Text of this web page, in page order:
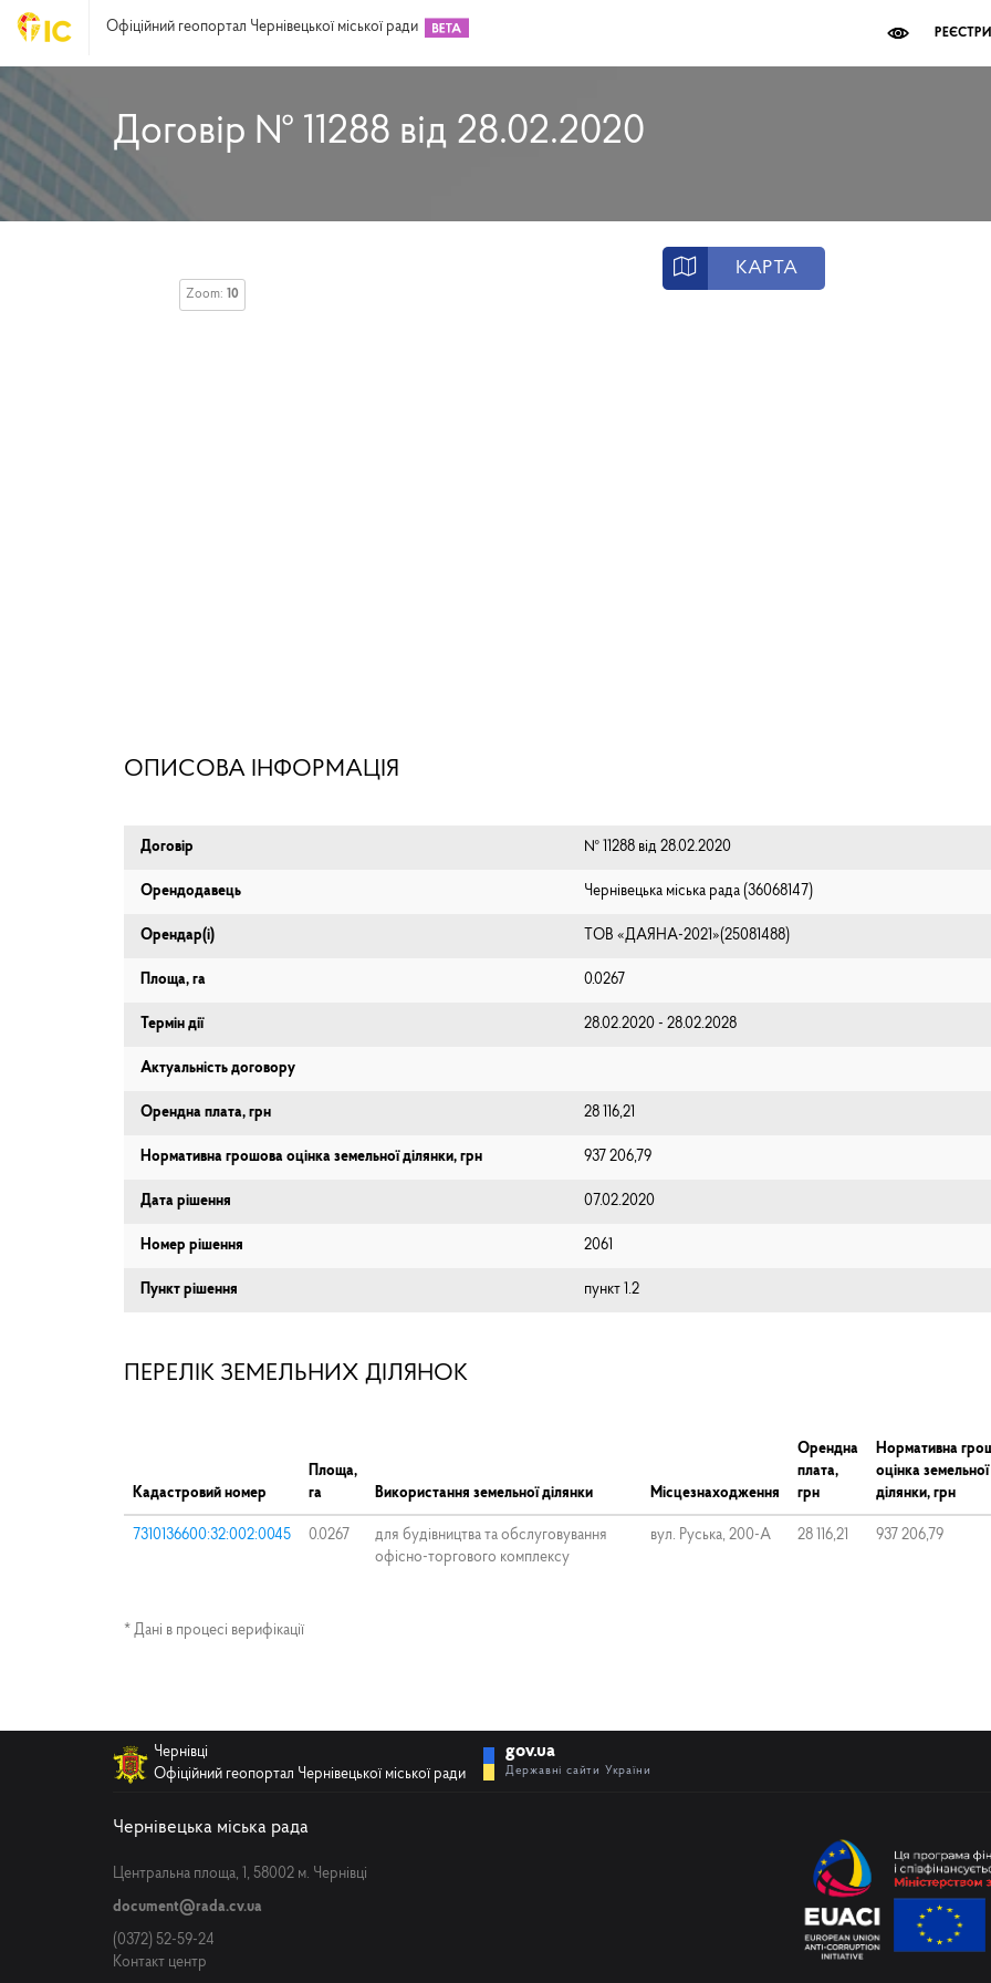
Офіційний геопортал Чернівецької міської ради РЕЄСТРИ
Договір № 11288 від 28.02.2020
КАРТА
Zoom: 10
ОПИСОВА ІНФОРМАЦІЯ
Договір № 11288 від 28.02.2020
Орендодавець Чернівецька міська рада (⁨36068147⁩)
Орендар(і) ТОВ «ДАЯНА-2021»(25081488)
Площа, га 0.0267
Термін дії 28.02.2020 - 28.02.2028
Актуальність договору
Орендна плата, грн 28 116,21
Нормативна грошова оцінка земельної ділянки, грн 937 206,79
Дата рішення 07.02.2020
Номер рішення 2061
Пункт рішення пункт 1.2
ПЕРЕЛІК ЗЕМЕЛЬНИХ ДІЛЯНОК
Кадастровий номер
Площа,
га
Використання земельної ділянки Місцезнаходження
Орендна
плата,
грн
Нормативна
оцінка земельної
ділянки, грн
7310136600:32:002:0045 0.0267
для будівництва та обслуговування
офісно-торгового комплексу
вул. Руська, 200-А 28 116,21 937 206,79
* Дані в процесі верифікації
Чернівці
Офіційний геопортал Чернівецької міської ради
gov.ua
Державні сайти України
Чернівецька міська рада
Центральна площа, 1, 58002 м. Чернівці
document@rada.cv.ua
(0372) 52-59-24
Контакт центр